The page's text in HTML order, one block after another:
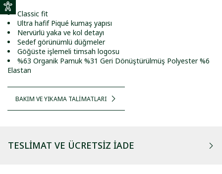
Classic fit
Ultra hafif Piqué kumaş yapısı
Nervürlü yaka ve kol detayı
Sedef görünümlü düğmeler
Göğüste işlemeli timsah logosu
%63 Organik Pamuk %31 Geri Dönüştürülmüş Polyester %6
Elastan
BAKIM VE YIKAMA TALİMATLARI
TESLIMAT VE ÜCRETSIZ İADE